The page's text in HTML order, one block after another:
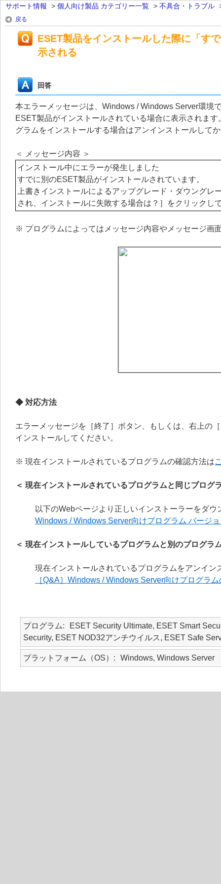
サポート情報 > 個人向け製品 カテゴリー一覧 > 不具合・トラブル
戻る
ESET製品をインストールした際に「す
示される
回答
本エラーメッセージは、Windows / Windows Server環境
ESET製品がインストールされている場合に表示されま
グラムをインストールする場合はアンインストールして
＜ メッセージ内容 ＞
インストール中にエラーが発生しました
すでに別のESET製品がインストールされています。
上書きインストールによるアップグレード・ダウング
され、インストールに失敗する場合は？］をクリックし
※ プログラムによってはメッセージ内容やメッセージ画
◆ 対応方法
エラーメッセージを［終了］ボタン、もしくは、右上の
インストールしてください。
※ 現在インストールされているプログラムの確認方法は
＜ 現在インストールされているプログラムと同じプログ
以下のWebページより正しいインストーラーをダ
Windows / Windows Server向けプログラム バージ
＜ 現在インストールしているプログラムと別のプログラ
現在インストールされているプログラムをアンイ
［Q&A］Windows / Windows Server向けプログラ
プログラム
ESET Security Ultimate, ESET Smart
Security, ESET NOD32アンチウイルス, ESET Safe
プラットフォーム（OS） Windows, Windows Server